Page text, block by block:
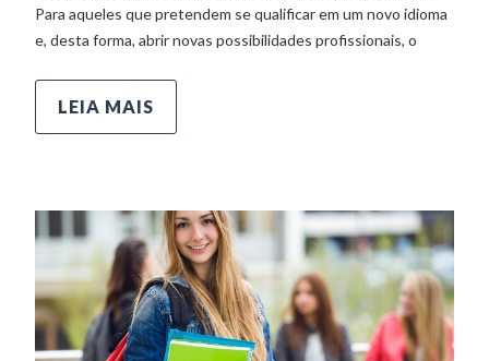
Para aqueles que pretendem se qualificar em um novo idioma
e, desta forma, abrir novas possibilidades profissionais, o
LEIA MAIS